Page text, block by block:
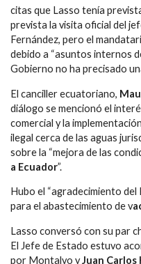
citas que Lasso tenía
prevista la visita oficial del
Fernández, pero el
debido a “asuntos internos
Gobierno no ha precisado
El canciller ecuatoriano,
diálogo se mencionó el
comercial y la
ilegal cerca de las aguas
sobre la “mejora de las
a Ecuador”.
Hubo el “agradecimiento
para el abastecimiento de v
Lasso conversó con su par
El Jefe de Estado estuvo
por Montalvo yJuan Carlos